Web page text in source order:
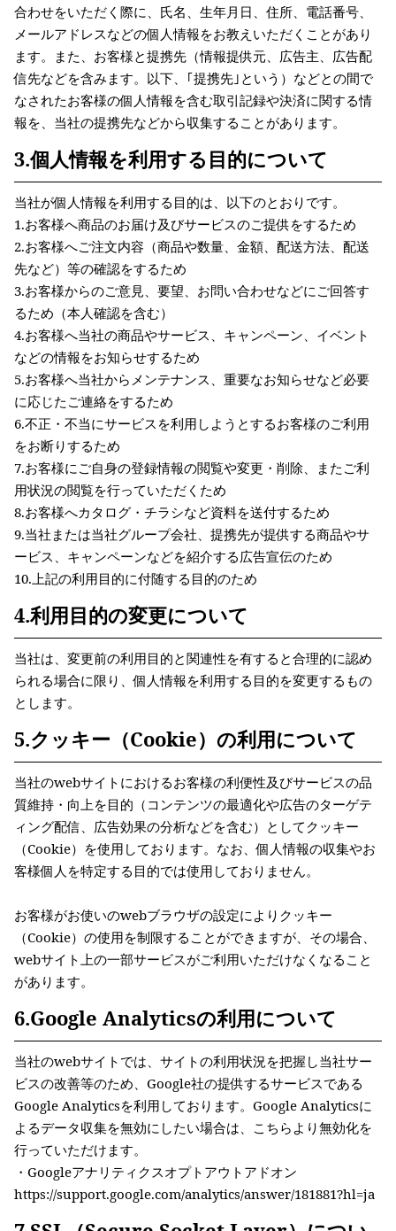
合わせをいただく際に、氏名、生年月日、住所、電話番号、
メールアドレスなどの個人情報をお教えいただくことがあり
ます。また、お客様と提携先（情報提供元、広告主、広告配
信先などを含みます。以下、｢提携先｣という）などとの間で
なされたお客様の個人情報を含む取引記録や決済に関する情
報を、当社の提携先などから収集することがあります。
3.個人情報を利用する目的について
当社が個人情報を利用する目的は、以下のとおりです。
1.お客様へ商品のお届け及びサービスのご提供をするため
2.お客様へご注文内容（商品や数量、金額、配送方法、配送
先など）等の確認をするため
3.お客様からのご意見、要望、お問い合わせなどにご回答す
るため（本人確認を含む）
4.お客様へ当社の商品やサービス、キャンペーン、イベント
などの情報をお知らせするため
5.お客様へ当社からメンテナンス、重要なお知らせなど必要
に応じたご連絡をするため
6.不正・不当にサービスを利用しようとするお客様のご利用
をお断りするため
7.お客様にご自身の登録情報の閲覧や変更・削除、またご利
用状況の閲覧を行っていただくため
8.お客様へカタログ・チラシなど資料を送付するため
9.当社または当社グループ会社、提携先が提供する商品やサ
ービス、キャンペーンなどを紹介する広告宣伝のため
10.上記の利用目的に付随する目的のため
4.利用目的の変更について
当社は、変更前の利用目的と関連性を有すると合理的に認め
られる場合に限り、個人情報を利用する目的を変更するもの
とします。
5.クッキー（Cookie）の利用について
当社のwebサイトにおけるお客様の利便性及びサービスの品
質維持・向上を目的（コンテンツの最適化や広告のターゲテ
ィング配信、広告効果の分析などを含む）としてクッキー
（Cookie）を使用しております。なお、個人情報の収集やお
客様個人を特定する目的では使用しておりません。
お客様がお使いのwebブラウザの設定によりクッキー
（Cookie）の使用を制限することができますが、その場合、
webサイト上の一部サービスがご利用いただけなくなること
があります。
6.Google Analyticsの利用について
当社のwebサイトでは、サイトの利用状況を把握し当社サー
ビスの改善等のため、Google社の提供するサービスである
Google Analyticsを利用しております。Google Analyticsに
よるデータ収集を無効にしたい場合は、こちらより無効化を
行っていただけます。
・Googleアナリティクスオプトアウトアドオン
https://support.google.com/analytics/answer/181881?hl=ja